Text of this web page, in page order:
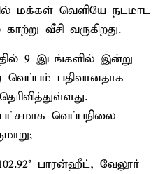
மக்கள் வெளியே நடமாட
வீசி வருகிறது.
9 இடங்களில் இன்று
வெப்பம் பதிவானதாக
வெப்பநிலை
பாரன்ஹீட், வேலூர்